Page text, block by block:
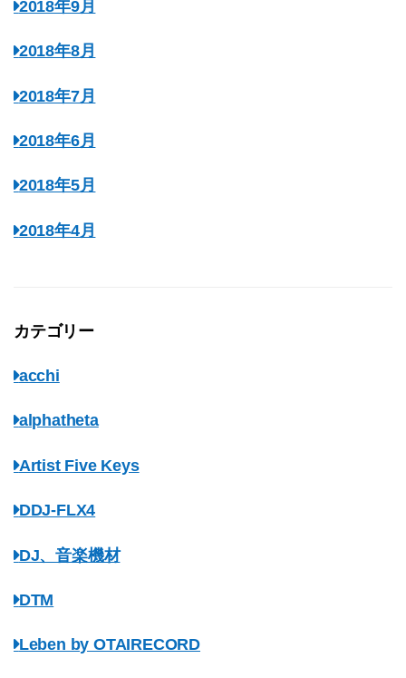
2018年9月
2018年8月
2018年7月
2018年6月
2018年5月
2018年4月
カテゴリー
acchi
alphatheta
Artist Five Keys
DDJ-FLX4
DJ、音楽機材
DTM
Leben by OTAIRECORD